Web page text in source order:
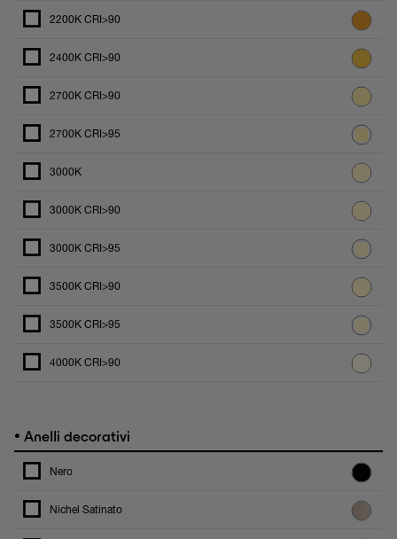
2200K CRI>90
2400K CRI>90
2700K CRI>90
2700K CRI>95
3000K
3000K CRI>90
3000K CRI>95
3500K CRI>90
3500K CRI>95
4000K CRI>90
• Anelli decorativi
Nero
Nichel Satinato